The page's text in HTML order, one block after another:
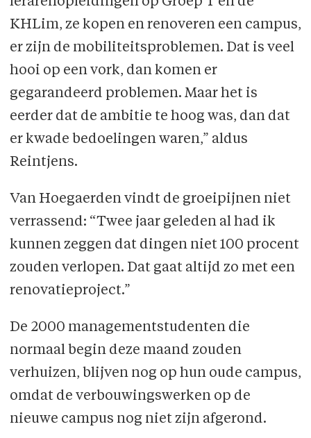
KHLim, ze kopen en renoveren een campus,
er zijn de mobiliteitsproblemen. Dat is veel
hooi op een vork, dan komen er
gegarandeerd problemen. Maar het is
eerder dat de ambitie te hoog was, dan dat
er kwade bedoelingen waren,” aldus
Reintjens.
Van Hoegaerden vindt de groeipijnen niet
verrassend: “Twee jaar geleden al had ik
kunnen zeggen dat dingen niet 100 procent
zouden verlopen. Dat gaat altijd zo met een
renovatieproject.”
De 2000 managementstudenten die
normaal begin deze maand zouden
verhuizen, blijven nog op hun oude campus,
omdat de verbouwingswerken op de
nieuwe campus nog niet zijn afgerond.